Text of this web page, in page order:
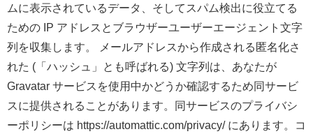
ムに表示されているデータ、そしてスパム検出に役立てる
ための IP アドレスとブラウザーユーザーエージェント文字
列を収集します。 メールアドレスから作成される匿名化さ
れた (「ハッシュ」とも呼ばれる) 文字列は、あなたが
Gravatar サービスを使用中かどうか確認するため同サービ
スに提供されることがあります。同サービスのプライバシ
ーポリシーは https://automattic.com/privacy/ にあります。コ